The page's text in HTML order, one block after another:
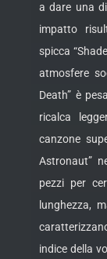
a dare una
impatto
spicca
atmosfere
Death” è
ricalca
canzone
Astronaut”
pezzi per
lunghezza,
indice della